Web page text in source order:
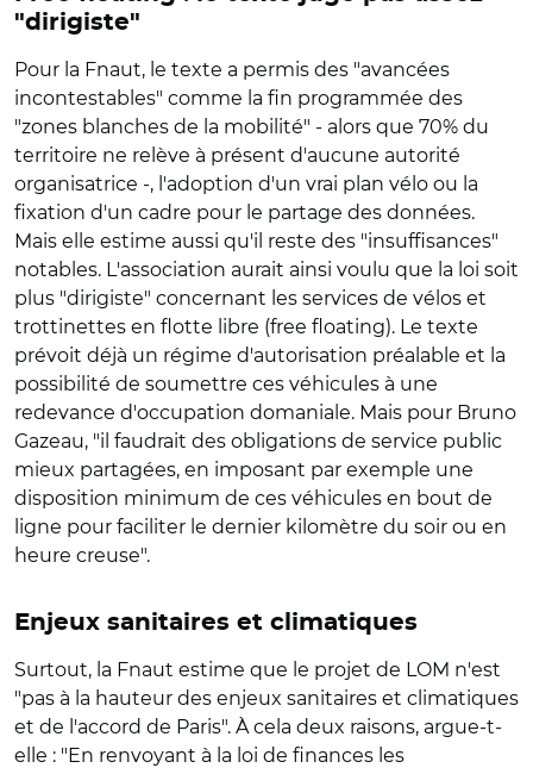
"dirigiste"
Pour la Fnaut, le texte a permis des "avancées
incontestables" comme la fin programmée des
"zones blanches de la mobilité" - alors que 70% du
territoire ne relève à présent d'aucune autorité
organisatrice -, l'adoption d'un vrai plan vélo ou la
fixation d'un cadre pour le partage des données.
Mais elle estime aussi qu'il reste des "insuffisances"
notables. L'association aurait ainsi voulu que la loi soit
plus "dirigiste" concernant les services de vélos et
trottinettes en flotte libre (free floating). Le texte
prévoit déjà un régime d'autorisation préalable et la
possibilité de soumettre ces véhicules à une
redevance d'occupation domaniale. Mais pour Bruno
Gazeau, "il faudrait des obligations de service public
mieux partagées, en imposant par exemple une
disposition minimum de ces véhicules en bout de
ligne pour faciliter le dernier kilomètre du soir ou en
heure creuse".
Enjeux sanitaires et climatiques
Surtout, la Fnaut estime que le projet de LOM n'est
"pas à la hauteur des enjeux sanitaires et climatiques
et de l'accord de Paris". À cela deux raisons, argue-t-
elle : "En renvoyant à la loi de finances les